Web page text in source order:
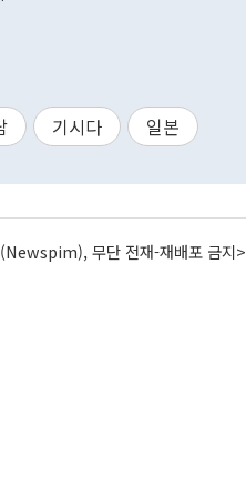
기시다 일본
무단 전재-재배포 금지>